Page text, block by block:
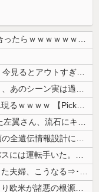
【悲報】 とにかくヤりたくてブスと付き合ったらｗｗｗｗｗｗｗｗｗｗｗｗ...
【放送事故】昔のドラマのレ◯プシーン、今見るとアウトすぎる・・・
【ネタバレ注意】『スパイダーマンBND』、あのシーン実は過去作のセルフ...
【朗報画像】レゴランドにメガネお姉さん現るｗｗｗｗ 【Pickup07...
【ニュース】 広島記念公園を追い出された左翼さん、流石にキモすぎて炎上
【BBC】AI使い全く新しいウイルス16種類の全遺伝情報設計に初成功
【悲報】ジャンポケ斉藤の弁護士「ロケバスには運転手いた。常識的に考えて...
【驚愕】性行為をしない『友情結婚』をした夫婦、こうなる⇒･･･！！！
太平洋戦争史振り返ると思ったけど日本より欧米が諸悪の根源やん